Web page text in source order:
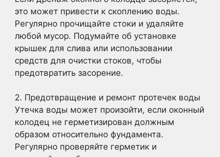
это может привести к скоплению воды.
Регулярно прочищайте стоки и удаляйте
любой мусор. Подумайте об установке
крышек для слива или использовании
средств для очистки стоков, чтобы
предотвратить засорение.
2. Предотвращение и ремонт протечек воды
Утечка воды может произойти, если оконный
колодец не герметизирован должным
образом относительно фундамента.
Регулярно проверяйте герметик и